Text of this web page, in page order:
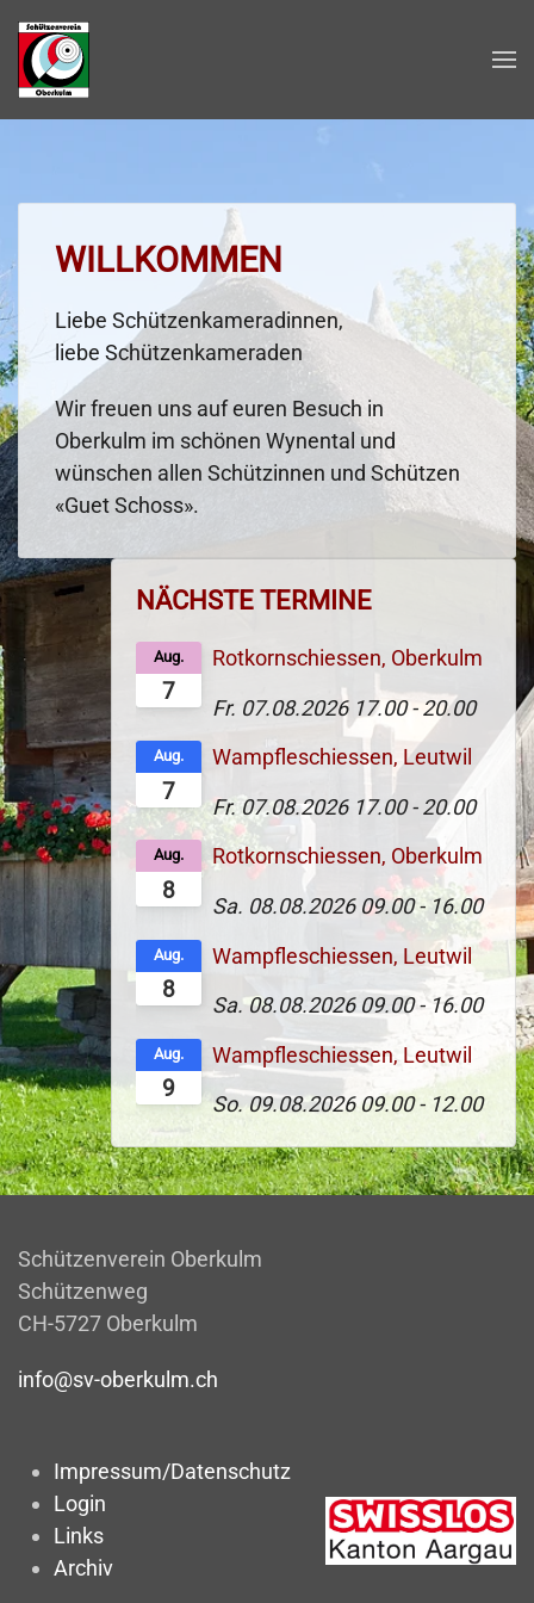
Zum Hauptinhalt springen
WILLKOMMEN
Liebe Schützenkameradinnen,
liebe Schützenkameraden
Wir freuen uns auf euren Besuch in
Oberkulm im schönen Wynental und
wünschen allen Schützinnen und Schützen
«Guet Schoss».
NÄCHSTE TERMINE
7
Aug.
Rotkornschiessen, Oberkulm
Fr. 07.08.2026 17.00 - 20.00
7
Aug.
Wampfleschiessen, Leutwil
Fr. 07.08.2026 17.00 - 20.00
8
Aug.
Rotkornschiessen, Oberkulm
Sa. 08.08.2026 09.00 - 16.00
8
Aug.
Wampfleschiessen, Leutwil
Sa. 08.08.2026 09.00 - 16.00
9
Aug.
Wampfleschiessen, Leutwil
So. 09.08.202609.00 - 12.00
Schützenverein Oberkulm
Schützenweg
CH-5727 Oberkulm
info@sv-oberkulm.ch
Impressum/Datenschutz
Login
Links
Archiv